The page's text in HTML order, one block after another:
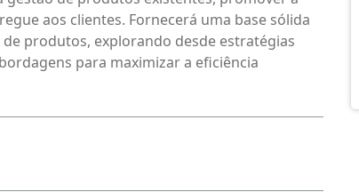
aos clientes. Fornecerá uma base sólida
produtos, explorando desde estratégias
para maximizar a eficiência